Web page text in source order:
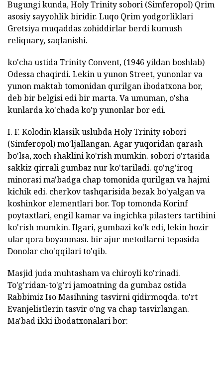
Bugungi kunda, Holy Trinity sobori (Simferopol) Qrim
asosiy sayyohlik biridir. Luqo Qrim yodgorliklari
Gretsiya muqaddas zohiddirlar berdi kumush
reliquary, saqlanishi.
ko'cha ustida Trinity Convent, (1946 yildan boshlab)
Odessa chaqirdi. Lekin u yunon Street, yunonlar va
yunon maktab tomonidan qurilgan ibodatxona bor,
deb bir belgisi edi bir marta. Va umuman, o'sha
kunlarda ko'chada ko'p yunonlar bor edi.
I. F. Kolodin klassik uslubda Holy Trinity sobori
(Simferopol) mo'ljallangan. Agar yuqoridan qarash
bo'lsa, xoch shaklini ko'rish mumkin. sobori o'rtasida
sakkiz qirrali gumbaz nur ko'tariladi. qo'ng'iroq
minorasi ma'badga chap tomonida qurilgan va hajmi
kichik edi. cherkov tashqarisida bezak bo'yalgan va
koshinkor elementlari bor. Top tomonda Korinf
poytaxtlari, engil kamar va ingichka pilasters tartibini
ko'rish mumkin. Ilgari, gumbazi ko'k edi, lekin hozir
ular qora boyanması. bir ajur metodlarni tepasida
Donolar cho'qqilari to'qib.
Masjid juda muhtasham va chiroyli ko'rinadi.
To'g'ridan-to'g'ri jamoatning da gumbaz ostida
Rabbimiz Iso Masihning tasvirni qidirmoqda. to'rt
Evanjelistlerin tasvir o'ng va chap tasvirlangan.
Ma'bad ikki ibodatxonalari bor: